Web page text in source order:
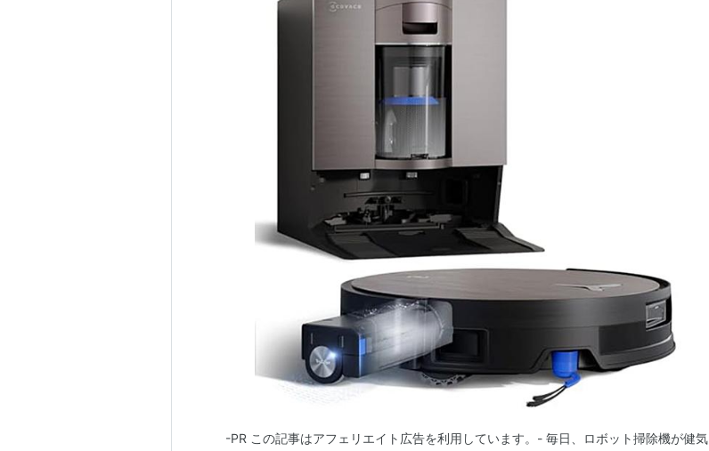
-PR この記事はアフェリエイト広告を利用しています。- 毎日、ロボット掃除機が健気